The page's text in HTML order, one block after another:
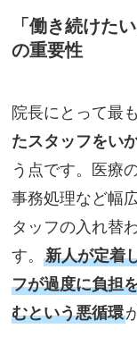
「働き続けた
の重要性
院長にとって最
たスタッフをい
う点です。医療
事務処理など幅
タッフの入れ替
す。新人が定着
フが過度に負担
むという悪循環